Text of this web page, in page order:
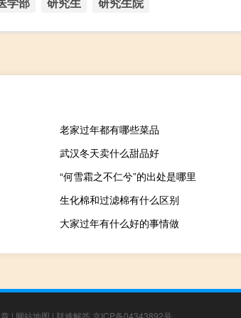
老家过年都有哪些菜品
武汉冬天卖什么甜品好
“何雪霜之不仁兮”的出处是哪里
生化棉和过滤棉有什么区别
大家过年有什么好的事情做